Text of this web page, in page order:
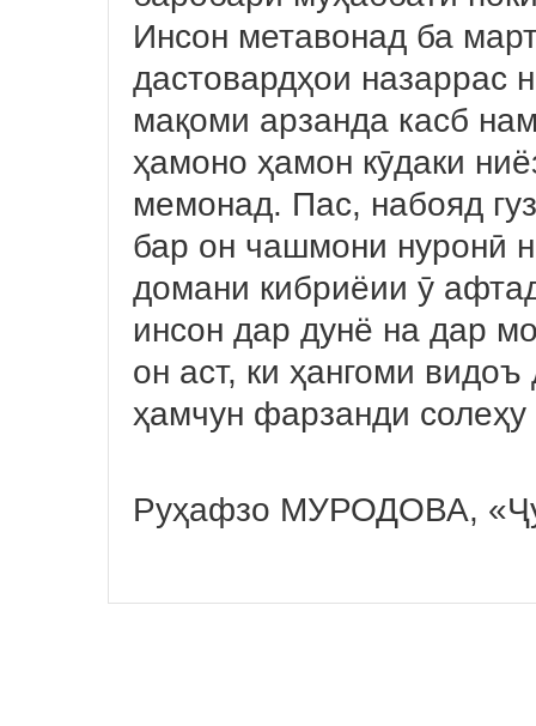
Инсон метавонад ба
дастовардҳои назаррас
мақоми арзанда касб
ҳамоно ҳамон кӯдаки
мемонад. Пас, набояд
бар он чашмони нуронӣ
домани кибриёии ӯ
инсон дар дунё на дар
он аст, ки ҳангоми
ҳамчун фарзанди
Руҳафзо МУРОДОВА,